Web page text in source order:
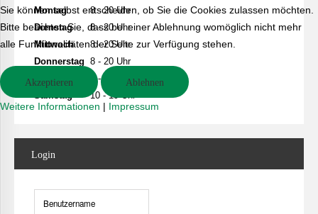
Montag
8 - 20 Uhr
Dienstag
8 - 20 Uhr
Mittwoch
8 - 20 Uhr
Donnerstag 8 - 20 Uhr
Freitag
8 - 20 Uhr
Samstag
10 - 19 Uhr
Login
Sie können selbst entscheiden, ob Sie die Cookies zulassen möchten.
Bitte beachten Sie, dass bei einer Ablehnung womöglich nicht mehr
alle Funktionalitäten der Seite zur Verfügung stehen.
Akzeptieren Ablehnen
Weitere Informationen | Impressum